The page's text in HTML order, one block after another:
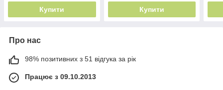
Купити Купити
Про нас
98% позитивних з 51 відгука за рік
Працює з 09.10.2013